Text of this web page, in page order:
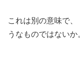
これは別の意味で
うなものではないか